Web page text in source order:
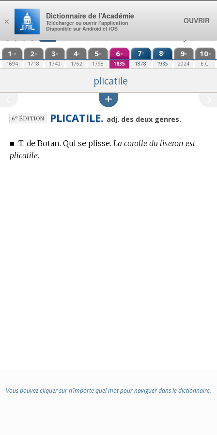
Aller au contenu
1 re
1694
2e
1718
3e
1740
4e
1762
5e
1798
6e
1835
7e
1878
8e
1935
9e
2024
10e
E.C.
plicatile
6eÉDITION PLICATILE. adj. des deux genres.
■ T. de Botan. Qui se plisse. La corolle du liseron est
plicatile.
Vous pouvez cliquer sur n’importe quel mot pour naviguer dans le dictionnaire.
×
Dictionnaire de l’Académie
Télécharger ou ouvrir l’application
Disponible sur Android et iOS
OUVRIR